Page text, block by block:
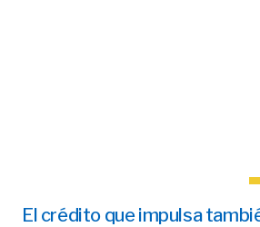
El crédito que impulsa